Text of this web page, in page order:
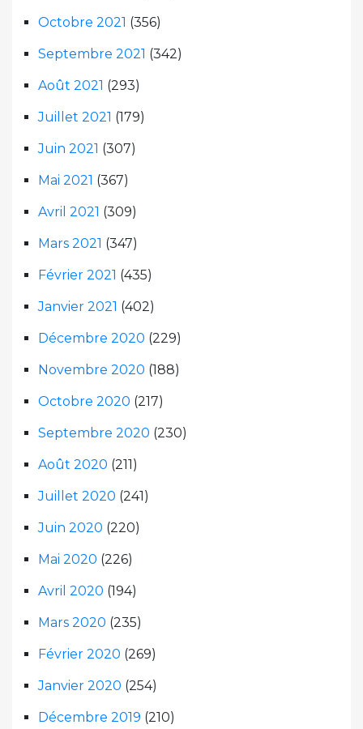
Octobre 2021 (356)
Septembre 2021 (342)
Août 2021 (293)
Juillet 2021 (179)
Juin 2021 (307)
Mai 2021 (367)
Avril 2021 (309)
Mars 2021 (347)
Février 2021 (435)
Janvier 2021 (402)
Décembre 2020 (229)
Novembre 2020 (188)
Octobre 2020 (217)
Septembre 2020 (230)
Août 2020 (211)
Juillet 2020 (241)
Juin 2020 (220)
Mai 2020 (226)
Avril 2020 (194)
Mars 2020 (235)
Février 2020 (269)
Janvier 2020 (254)
Décembre 2019 (210)